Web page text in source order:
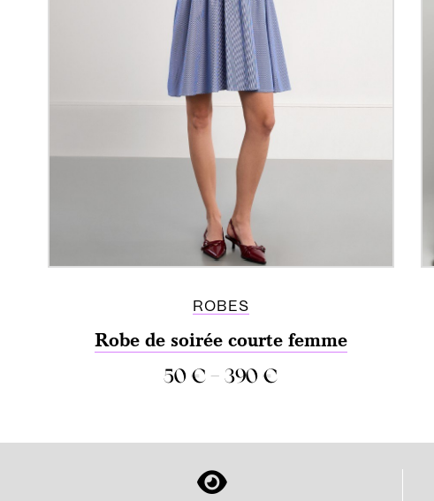
ROBES
Robe de soirée courte femme
50 € –390 €
COMPARER